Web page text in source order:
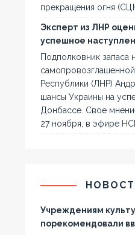
прекращения огня
Эксперт из ЛНР
успешное
Подполковник запаса
Республики (ЛНР)
шансы Украины на
Донбассе. Свое
27 ноября, в эфире
Учреждениям
порекомендовали